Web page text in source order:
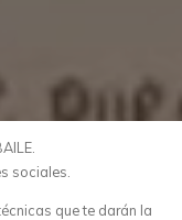
sociales.
que te darán la